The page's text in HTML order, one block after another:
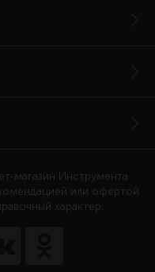
магазин Инструмента
или офертой
характер.